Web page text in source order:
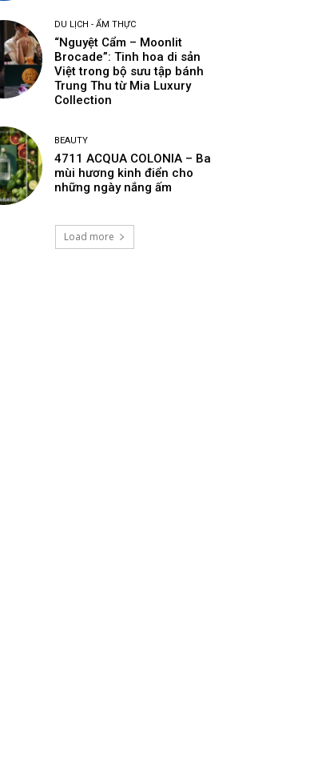
DU LỊCH - ẨM THỰC
“Nguyệt Cẩm – Moonlit
Brocade”: Tinh hoa di sản
Việt trong bộ sưu tập bánh
Trung Thu từ Mia Luxury
Collection
BEAUTY
4711 ACQUA COLONIA – Ba
mùi hương kinh điển cho
những ngày nắng ấm
Load more